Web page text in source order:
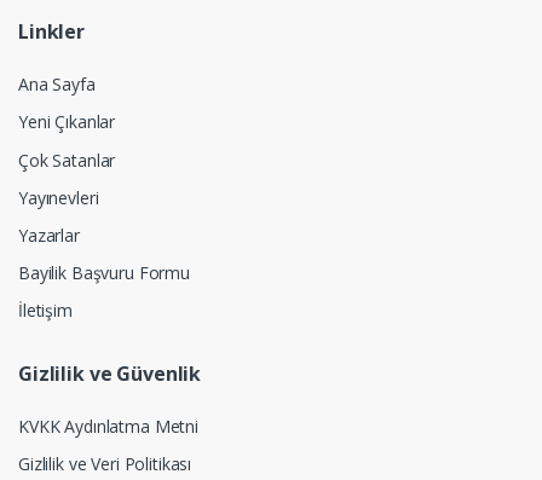
Linkler
Ana Sayfa
Yeni Çıkanlar
Çok Satanlar
Yayınevleri
Yazarlar
Bayilik Başvuru Formu
İletişim
Gizlilik ve Güvenlik
KVKK Aydınlatma Metni
Gizlilik ve Veri Politikası